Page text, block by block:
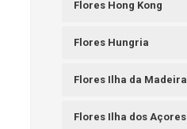
Flores Hong Kong
Flores Hungria
Flores Ilha da Madeira
Flores Ilha dos Açores